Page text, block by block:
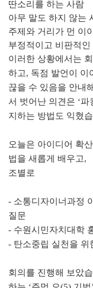
딴소리를 하는 사람
아무 말도 하지 않는
주제와 거리가 먼 이
부정적이고 비판적
이러한 상황에서는
하고, 독점 발언이 이
끊을 수 있음을 안내
서 벗어난 의견은 ‘
지하는 방법도 익혔
오늘은 아이디어 확
법을 새롭게 배우고,
조별로
- 소통디자이너과정
질문
- 수원시민자치대학
- 탄소중립 실천을 위
회의를 진행해 보았